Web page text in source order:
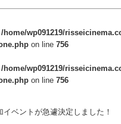
/home/wp091219/
on line 756
/home/wp091219/
on line 756
ベントが急遽決定しました！